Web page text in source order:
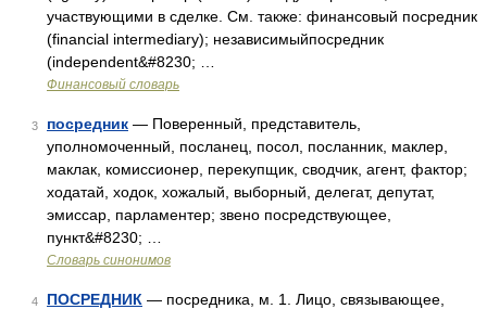
участвующими в сделке. См. также: финансовый посредник
(financial intermediary); независимыйпосредник
(independent&#8230; …
Финансовый словарь
3 посредник — Поверенный, представитель,
уполномоченный, посланец, посол, посланник, маклер,
маклак, комиссионер, перекупщик, сводчик, агент, фактор;
ходатай, ходок, хожалый, выборный, делегат, депутат,
эмиссар, парламентер; звено посредствующее,
пункт&#8230; …
Словарь синонимов
4 ПОСРЕДНИК — посредника, м. 1. Лицо, связывающее,